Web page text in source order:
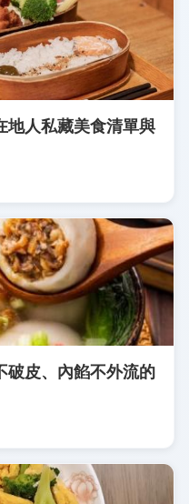
地人私藏美食清單與
破皮、內餡不外流的